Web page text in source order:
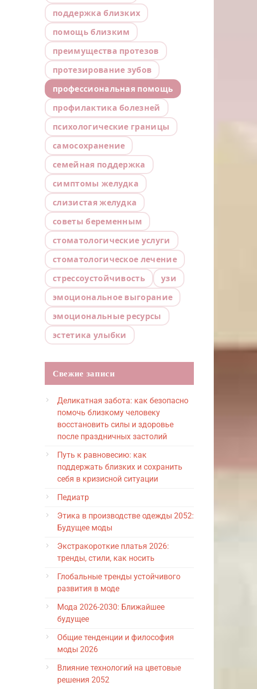
поддержка близких
помощь близким
преимущества протезов
протезирование зубов
профессиональная помощь
профилактика болезней
психологические границы
самосохранение
семейная поддержка
симптомы желудка
слизистая желудка
советы беременным
стоматологические услуги
стоматологическое лечение
стрессоустойчивость
узи
эмоциональное выгорание
эмоциональные ресурсы
эстетика улыбки
Свежие записи
Деликатная забота: как безопасно
помочь близкому человеку
восстановить силы и здоровье
после праздничных застолий
Путь к равновесию: как
поддержать близких и сохранить
себя в кризисной ситуации
Педиатр
Этика в производстве одежды 2052:
Будущее моды
Экстракороткие платья 2026:
тренды, стили, как носить
Глобальные тренды устойчивого
развития в моде
Мода 2026-2030: Ближайшее
будущее
Общие тенденции и философия
моды 2026
Влияние технологий на цветовые
решения 2052